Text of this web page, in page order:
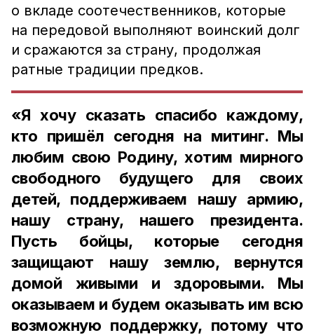
о вкладе соотечественников, которые
на передовой выполняют воинский долг
и сражаются за страну, продолжая
ратные традиции предков.
«Я хочу сказать спасибо каждому,
кто пришёл сегодня на митинг. Мы
любим свою Родину, хотим мирного
свободного будущего для своих
детей, поддерживаем нашу армию,
нашу страну, нашего президента.
Пусть бойцы, которые сегодня
защищают нашу землю, вернутся
домой живыми и здоровыми. Мы
оказываем и будем оказывать им всю
возможную поддержку, потому что